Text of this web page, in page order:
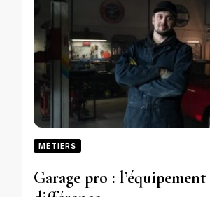
MÉTIERS
Garage pro :